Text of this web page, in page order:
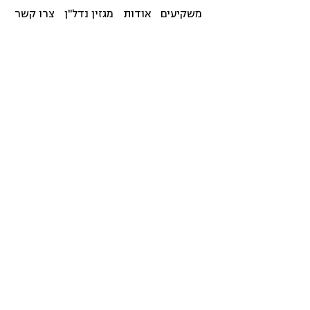
משקיעים אודות מגזין נדל"ן צרו קשר